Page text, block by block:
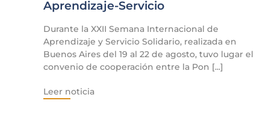
Aprendizaje-Servicio
Durante la XXII Semana Internacional de
Aprendizaje y Servicio Solidario, realizada en
Buenos Aires del 19 al 22 de agosto, tuvo lugar el
convenio de cooperación entre la Pon [...]
Leer noticia